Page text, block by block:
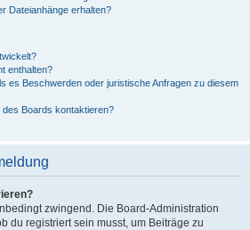
Dateianhänge erhalten?
enthalten?
es Beschwerden oder juristische Anfragen zu diesem
des Boards kontaktieren?
zwingend. Die Board-Administration
du registriert sein musst, um Beiträge zu